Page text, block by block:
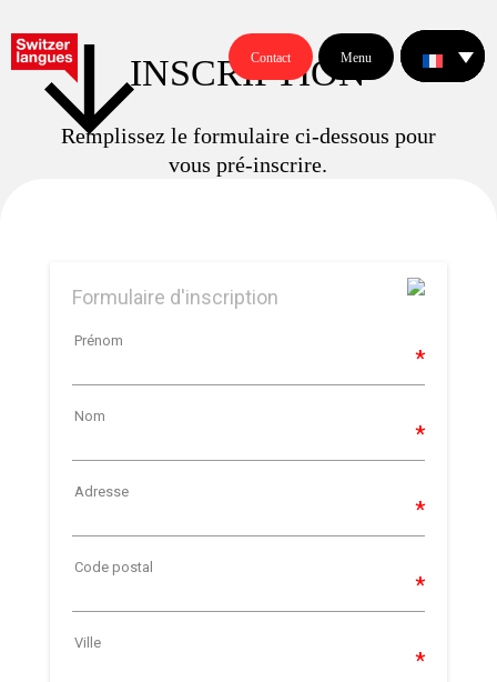
Contact Menu
INSCRIPTION
Remplissez le formulaire ci-dessous pour
vous pré-inscrire.
Formulaire d'inscription
Prénom
Nom
Adresse
Code postal
Ville